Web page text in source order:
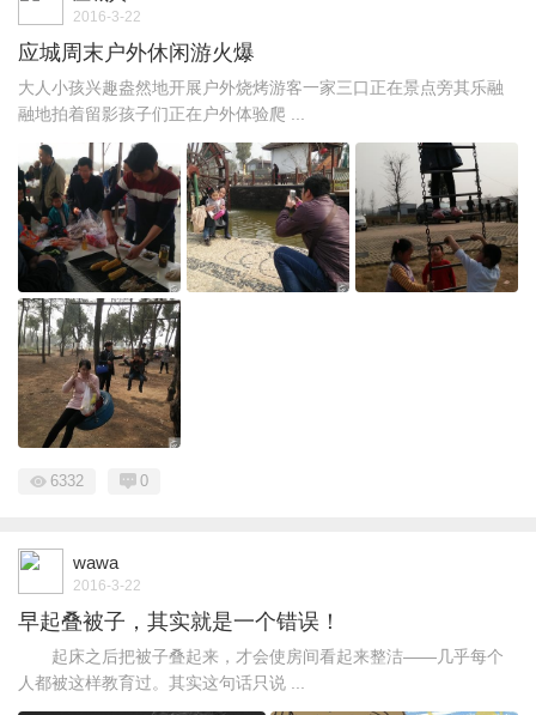
2016-3-22
应城周末户外休闲游火爆
大人小孩兴趣盎然地开展户外烧烤游客一家三口正在景点旁其乐融
融地拍着留影孩子们正在户外体验爬 ...
6332 0
wawa
2016-3-22
早起叠被子，其实就是一个错误！
起床之后把被子叠起来，才会使房间看起来整洁——几乎每个
人都被这样教育过。其实这句话只说 ...